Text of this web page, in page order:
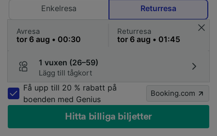
Enkelresa
Returresa
Avresa Returresa
1 vuxen (26–59)
Lägg till tågkort
Få upp till 20 % rabatt på
boenden med Genius
Booking.com
Hitta billiga biljetter